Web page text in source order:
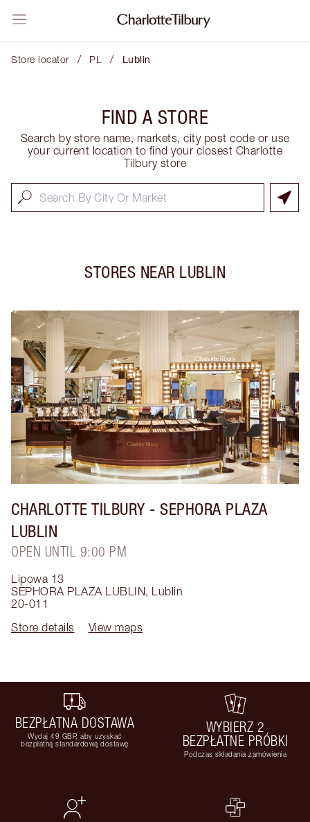
Store locator / PL / Lublin
FIND A STORE
Search by store name, markets, city post code or use
your current location to find your closest Charlotte
Tilbury store
STORES NEAR LUBLIN
CHARLOTTE TILBURY - SEPHORA PLAZA
LUBLIN
OPEN UNTIL 9:00 PM
Lipowa 13
SEPHORA PLAZA LUBLIN, Lublin
20-011
Store details
View maps
BEZPŁATNA DOSTAWA
Wydaj 49 GBP, aby uzyskać
bezpłatną standardową dostawę
WYBIERZ 2
BEZPŁATNE PRÓBKI
Podczas składania zamówienia